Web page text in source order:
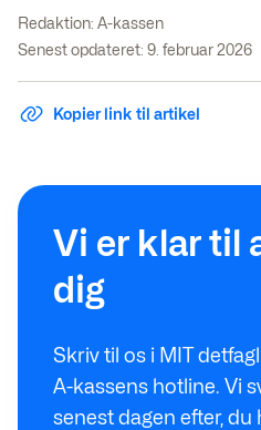
Redaktion: A-kassen
Senest opdateret: 9. februar 2026
Kopier link til artikel
Vi er klar til
dig
Skriv til os i MIT
A-kassens hotline. Vi
senest dagen efter, du